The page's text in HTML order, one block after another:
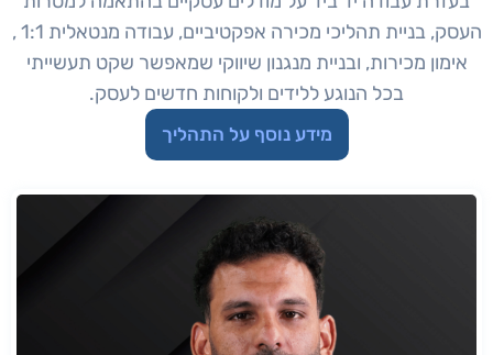
העסק, בניית תהליכי מכירה אפקטיביים, עבודה מנטאלית 1:1 ,
אימון מכירות, ובניית מנגנון שיווקי שמאפשר שקט תעשייתי
בכל הנוגע ללידים ולקוחות חדשים לעסק.
מידע נוסף על התהליך